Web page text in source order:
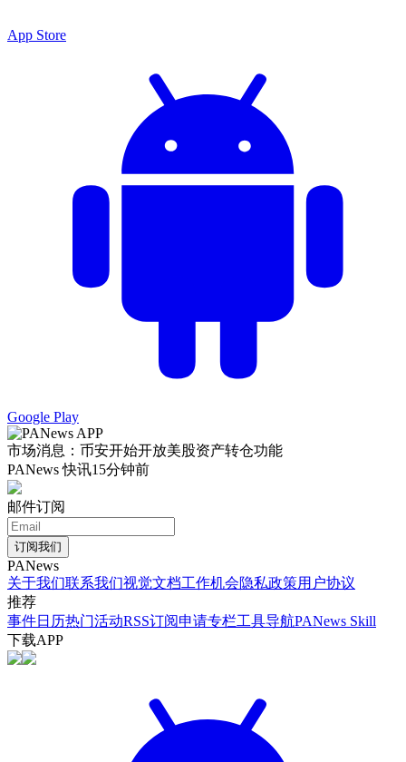
App Store
Google Play
市场消息：币安开始开放美股资产转仓功能
PANews 快讯15分钟前
邮件订阅
订阅我们
PANews
关于我们联系我们视觉文档工作机会隐私政策用户协议
推荐
事件日历热门活动RSS订阅申请专栏工具导航PANews Skill
下载APP